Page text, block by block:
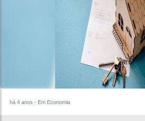
há 4 anos - Em Economia